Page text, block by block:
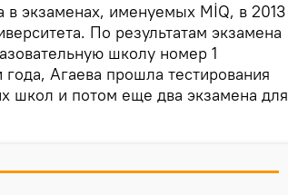
в экзаменах, именуемых MİQ, в 2013
По результатам экзамена
школу номер 1
Агаева прошла тестирования
школ и потом еще два экзамена для